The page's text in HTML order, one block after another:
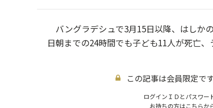
バングラデシュで3月15日以降、はしか
日朝までの24時間でも子ども11人が死亡
この記事は会員限定で
ログインＩＤとパスワー
お持ちの方はこちらか